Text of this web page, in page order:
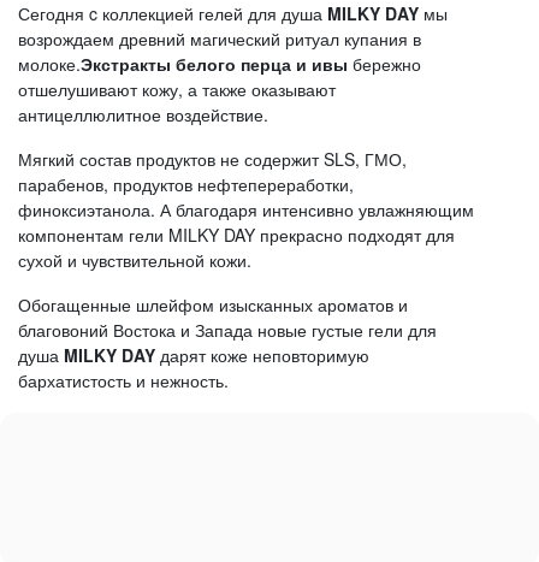
Сегодня c коллекцией гелей для душа MILKY DAY мы
возрождаем древний магический ритуал купания в
молоке.Экстракты белого перца и ивы бережно
отшелушивают кожу, а также оказывают
антицеллюлитное воздействие.
Мягкий состав продуктов не содержит SLS, ГМО,
парабенов, продуктов нефтепереработки,
финоксиэтанола. А благодаря интенсивно увлажняющим
компонентам гели MILKY DAY прекрасно подходят для
сухой и чувствительной кожи.
Обогащенные шлейфом изысканных ароматов и
благовоний Востока и Запада новые густые гели для
душа MILKY DAY дарят коже неповторимую
бархатистость и нежность.